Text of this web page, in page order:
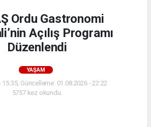
Ordu Gastronomi
Açılış Programı
Düzenlendi
YAŞAM
15:35, Güncelleme: 01.08.2026 - 22:22
5757 kez okundu.